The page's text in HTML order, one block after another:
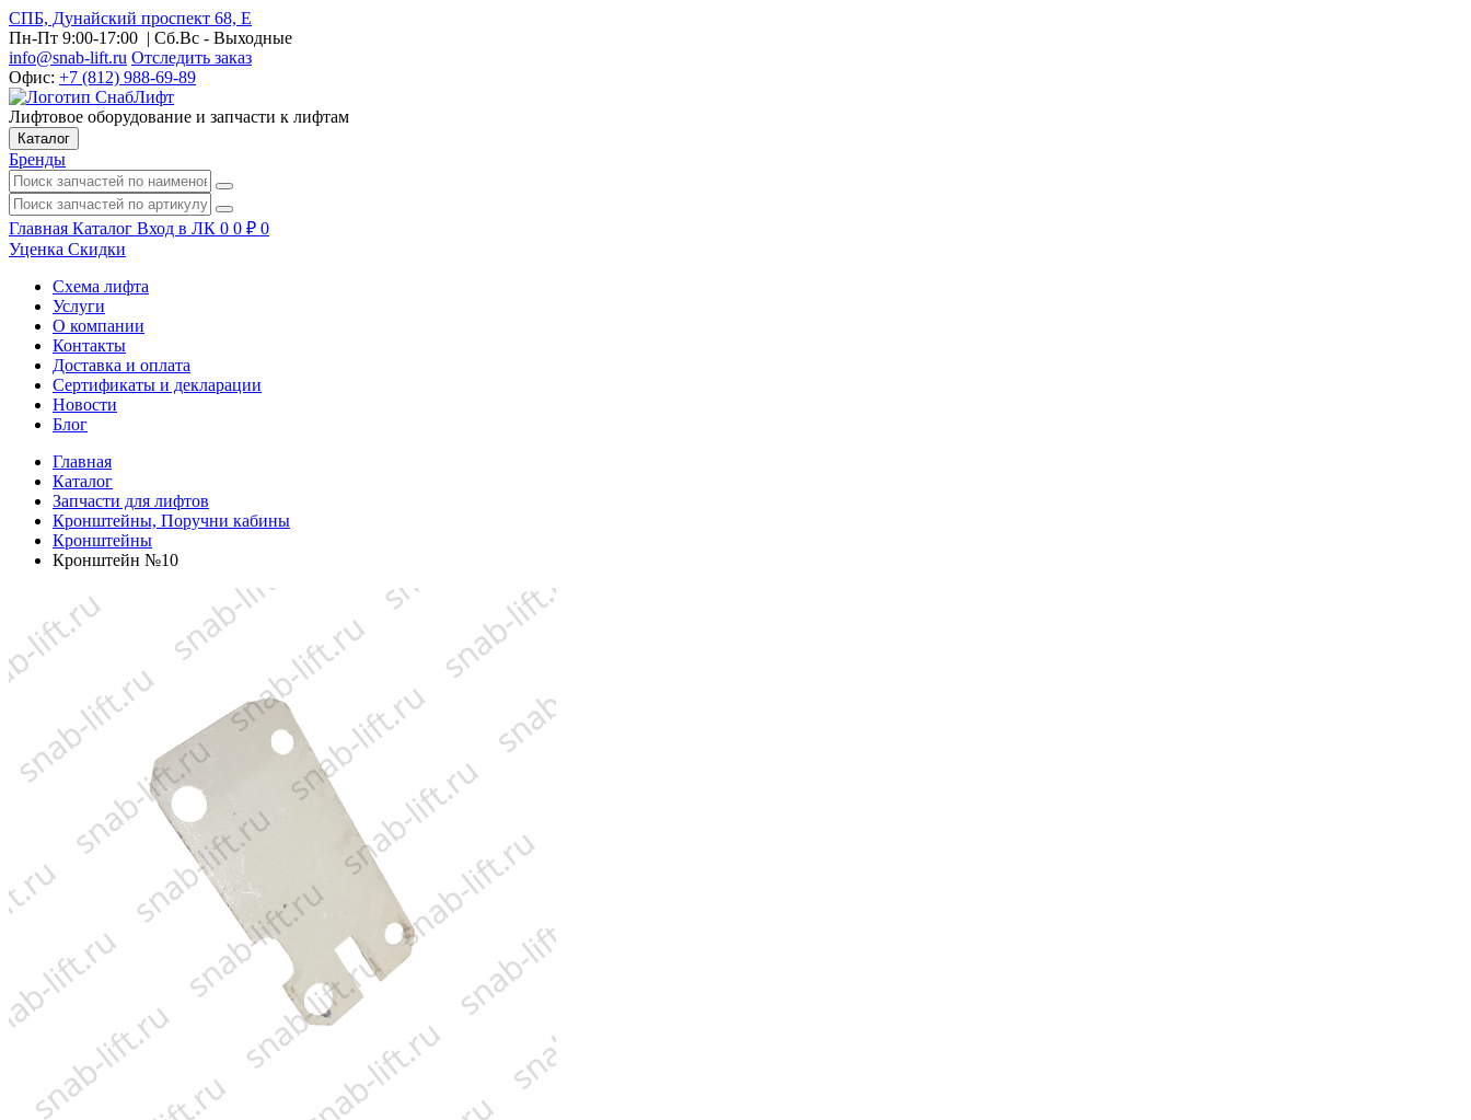
СПБ, Дунайский проспект 68, Е
Пн-Пт 9:00-17:00 | Сб.Вс - Выходные
info@snab-lift.ru Отследить заказ
Офис: +7 (812) 988-69-89
Лифтовое оборудование и запчасти к лифтам
Каталог
Бренды
Главная Каталог Вход в ЛК 0 0 ₽ 0
Уценка Скидки
Схема лифта
Услуги
О компании
Контакты
Доставка и оплата
Сертификаты и декларации
Новости
Блог
Главная
Каталог
Запчасти для лифтов
Кронштейны, Поручни кабины
Кронштейны
Кронштейн №10